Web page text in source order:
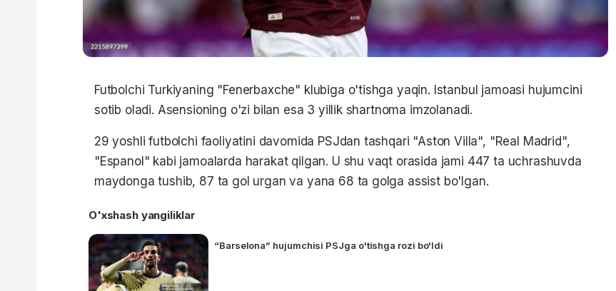
Futbolchi Turkiyaning "Fenerbaxche" klubiga o'tishga yaqin. Istanbul jamoasi hujumcini
sotib oladi. Asensioning o'zi bilan esa 3 yillik shartnoma imzolanadi.
29 yoshli futbolchi faoliyatini davomida PSJdan tashqari "Aston Villa", "Real Madrid",
"Espanol" kabi jamoalarda harakat qilgan. U shu vaqt orasida jami 447 ta uchrashuvda
maydonga tushib, 87 ta gol urgan va yana 68 ta golga assist bo'lgan.
O'xshash yangiliklar
“Barselona” hujumchisi PSJga o'tishga rozi bo'ldi